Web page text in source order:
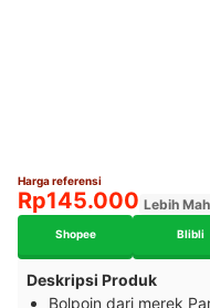
Harga referensi
Rp145.000 Lebih
Shopee Blibli
Deskripsi Produk
Bolpoin dari merek